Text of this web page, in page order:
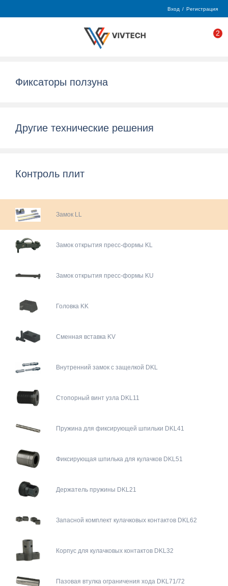
Вход / Регистрация
2
Фиксаторы ползуна
Другие технические решения
Контроль плит
Замок LL
Замок открытия пресс-формы KL
Замок открытия пресс-формы KU
Головка KK
Сменная вставка KV
Внутренний замок с защелкой DKL
Стопорный винт узла DKL11
Пружина для фиксирующей шпильки DKL41
Фиксирующая шпилька для кулачков DKL51
Держатель пружины DKL21
Запасной комплект кулачковых контактов DKL62
Корпус для кулачковых контактов DKL32
Пазовая втулка ограничения хода DKL71/72